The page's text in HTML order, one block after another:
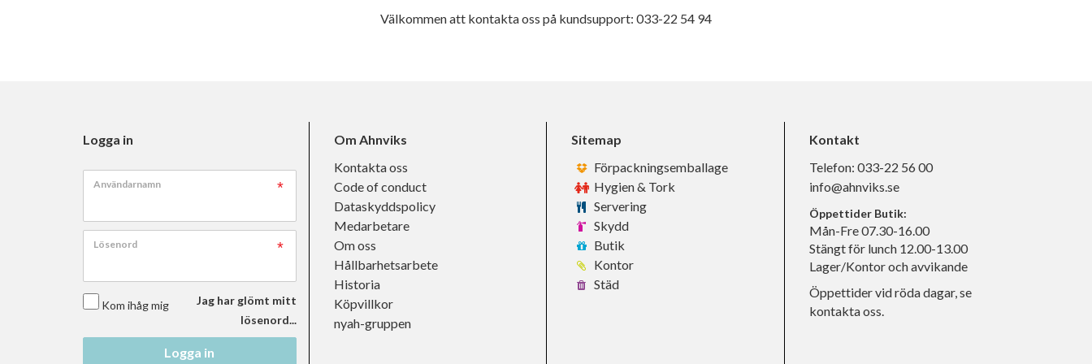
Välkommen att kontakta oss på kundsupport: 033-22 54 94
Logga in
Användarnamn
Lösenord
Kom ihåg mig
Jag har glömt mitt
lösenord...
Logga in
Om Ahnviks
Kontakta oss
Code of conduct
Dataskyddspolicy
Medarbetare
Om oss
Hållbarhetsarbete
Historia
Köpvillkor
nyah-gruppen
Sitemap
Förpackningsemballage
Hygien & Tork
Servering
Skydd
Butik
Kontor
Städ
Kontakt
Telefon: 033-22 56 00
info@ahnviks.se
Öppettider Butik:
Mån-Fre 07.30-16.00
Stängt för lunch 12.00-13.00
Lager/Kontor och avvikande
Öppettider vid röda dagar, se
kontakta oss.